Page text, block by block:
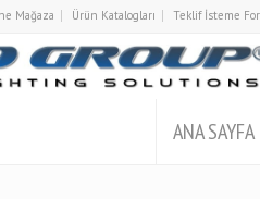
Mağaza Ürün Katalogları Teklif İsteme
ANA SAYFA